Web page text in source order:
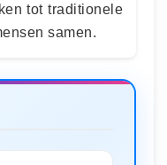
tot traditionele
samen.